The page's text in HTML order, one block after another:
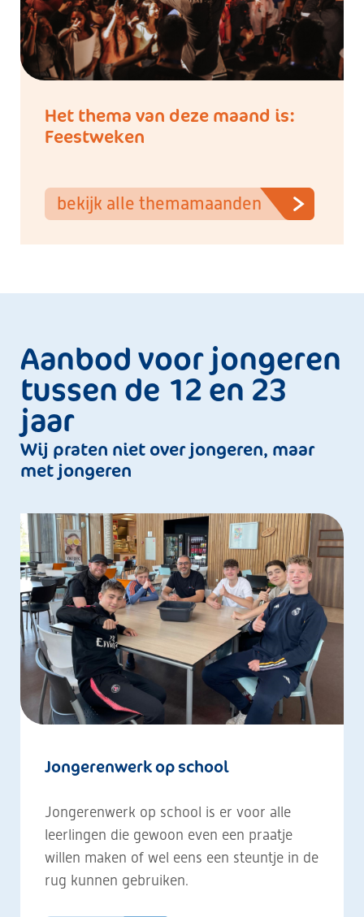
Het thema van deze maand is:
Feestweken
bekijk alle themamaanden
Aanbod voor jongeren
tussen de 12 en 23
jaar
Wij praten niet over jongeren, maar
met jongeren
Jongerenwerk op school
Jongerenwerk op school is er voor alle
leerlingen die gewoon even een praatje
willen maken of wel eens een steuntje in de
rug kunnen gebruiken.